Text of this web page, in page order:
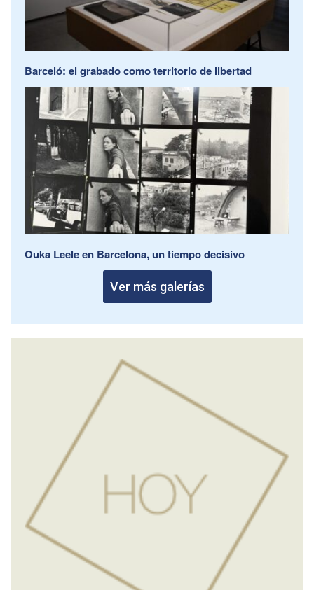
Barceló: el grabado como territorio de libertad
Ouka Leele en Barcelona, un tiempo decisivo
Ver más galerías